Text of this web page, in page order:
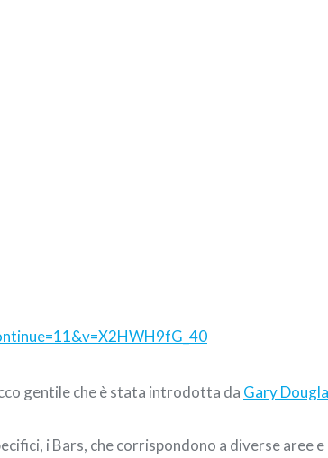
gentile che è stata introdotta da Gary
i Bars, che corrispondono a diverse aree